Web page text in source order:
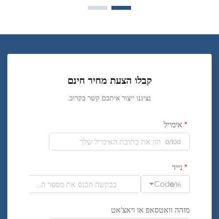
קבלו הצעת מחיר חינם
נציגנו ייצור איתכם קשר בקרוב.
אימייל
0/100
נייד
Code0/16
מזהה וואטסאפ או ויאצ'אט